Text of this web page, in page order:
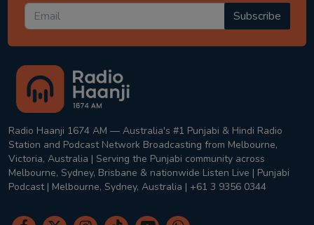
Subscribe
Radio Haanji 1674 AM — Australia's #1 Punjabi & Hindi Radio
Station and Podcast Network Broadcasting from Melbourne,
Victoria, Australia | Serving the Punjabi community across
Melbourne, Sydney, Brisbane & nationwide Listen Live | Punjabi
Podcast | Melbourne, Sydney, Australia | +61 3 9356 0344